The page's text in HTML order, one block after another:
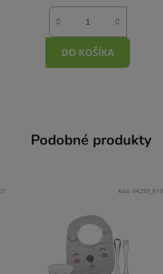
DO KOŠÍKA
Podobné produkty
Kód: 64250_610